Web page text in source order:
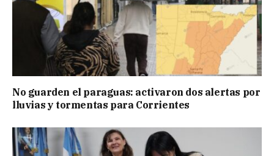
No guarden el paraguas: activaron dos alertas por
lluvias y tormentas para Corrientes